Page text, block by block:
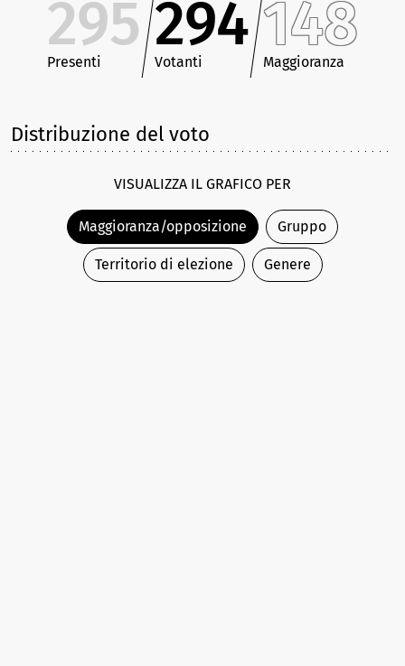
295
Presenti
294
Votanti
148
Maggioranza
Distribuzione del voto
VISUALIZZA IL GRAFICO PER
Maggioranza/opposizione Gruppo
Territorio di elezione Genere